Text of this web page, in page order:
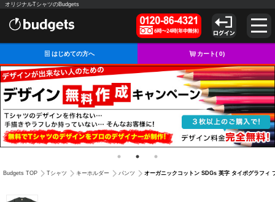
オリジナルTシャツのBudgets
はじめての方へ カート(0)
Budgets TOP Tシャツ キーホルダー パンツ オーガニックコットン SDGs 英字 タイポグラフィ